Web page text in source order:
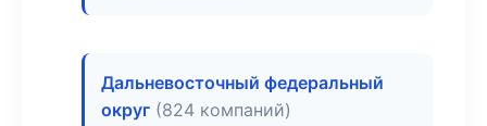
Дальневосточный федеральный
округ (824 компаний)